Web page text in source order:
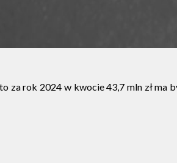
za rok 2024 w kwocie 43,7 mln zł ma